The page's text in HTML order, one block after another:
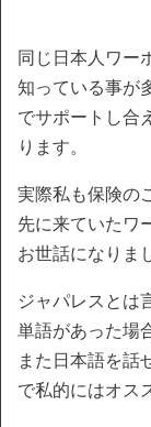
同じ日本人ワー
知っている事が
でサポートし合
ります。
実際私も保険の
先に来ていたワ
お世話になりま
ジャパレスとは
単語があった場
また日本語を話
で私的にはオス